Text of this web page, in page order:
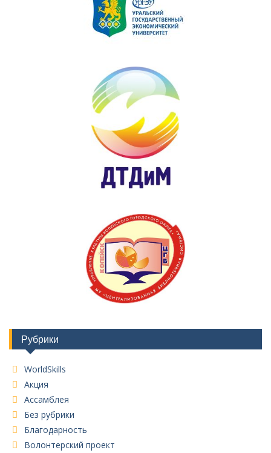
Рубрики
WorldSkills
Акция
Ассамблея
Без рубрики
Благодарность
Волонтерский проект